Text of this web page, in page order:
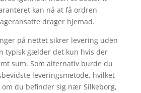
kan nå at få ordren
drager hjemad.
på nettet sikrer levering uden
typisk gælder det kun hvis der
sum. Som alternativ burde du
leveringsmetode, hvilket
du befinder sig nær Silkeborg,